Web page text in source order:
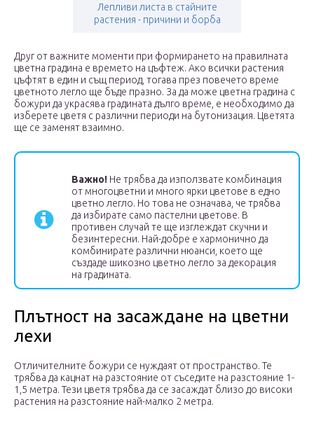
Лепливи листа в стайните
растения - причини и борба
Друг от важните моменти при формирането на правилната
цветна градина е времето на цъфтеж. Ако всички растения
цъфтят в един и същ период, тогава през повечето време
цветното легло ще бъде празно. За да може цветна градина с
божури да украсява градината дълго време, е необходимо да
изберете цветя с различни периоди на бутонизация. Цветята
ще се заменят взаимно.
Важно! Не трябва да използвате комбинация
от многоцветни и много ярки цветове в едно
цветно легло. Но това не означава, че трябва
да избирате само пастелни цветове. В
противен случай те ще изглеждат скучни и
безинтересни. Най-добре е хармонично да
комбинирате различни нюанси, което ще
създаде шикозно цветно легло за декорация
на градината.
Плътност на засаждане на цветни
лехи
Отличителните божури се нуждаят от пространство. Те
трябва да кацнат на разстояние от съседите на разстояние 1-
1,5 метра. Тези цветя трябва да се засаждат близо до високи
растения на разстояние най-малко 2 метра.